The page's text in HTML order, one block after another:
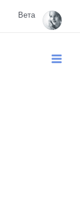
Вета
Main